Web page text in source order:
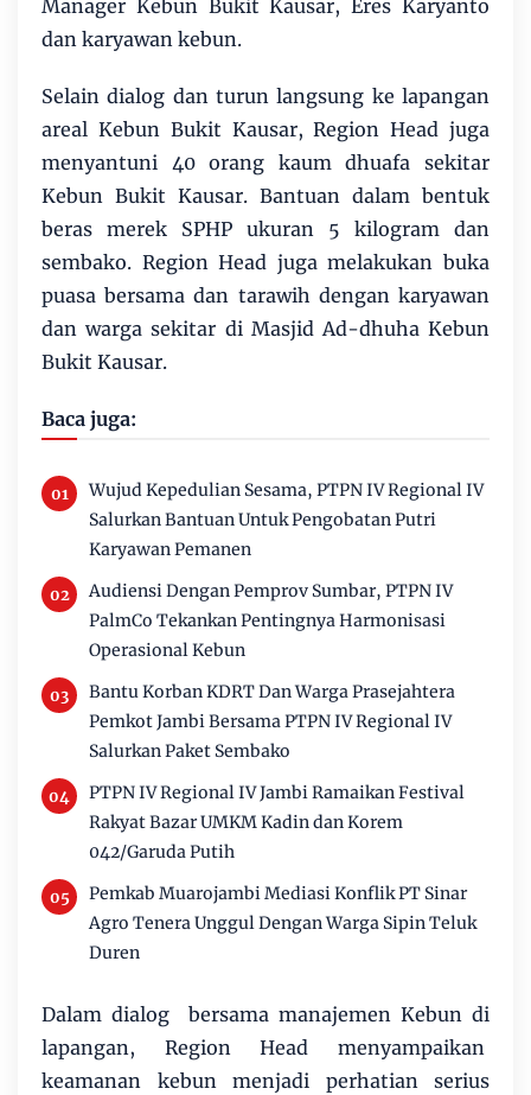
Manager Kebun Bukit Kausar, Eres Karyanto
dan karyawan kebun.
Selain dialog dan turun langsung ke lapangan
areal Kebun Bukit Kausar, Region Head juga
menyantuni 40 orang kaum dhuafa sekitar
Kebun Bukit Kausar. Bantuan dalam bentuk
beras merek SPHP ukuran 5 kilogram dan
sembako. Region Head juga melakukan buka
puasa bersama dan tarawih dengan karyawan
dan warga sekitar di Masjid Ad-dhuha Kebun
Bukit Kausar.
Baca juga:
Wujud Kepedulian Sesama, PTPN IV Regional IV
Salurkan Bantuan Untuk Pengobatan Putri
Karyawan Pemanen
Audiensi Dengan Pemprov Sumbar, PTPN IV
PalmCo Tekankan Pentingnya Harmonisasi
Operasional Kebun
Bantu Korban KDRT Dan Warga Prasejahtera
Pemkot Jambi Bersama PTPN IV Regional IV
Salurkan Paket Sembako
PTPN IV Regional IV Jambi Ramaikan Festival
Rakyat Bazar UMKM Kadin dan Korem
042/Garuda Putih
Pemkab Muarojambi Mediasi Konflik PT Sinar
Agro Tenera Unggul Dengan Warga Sipin Teluk
Duren
Dalam dialog bersama manajemen Kebun di
lapangan, Region Head menyampaikan
keamanan kebun menjadi perhatian serius